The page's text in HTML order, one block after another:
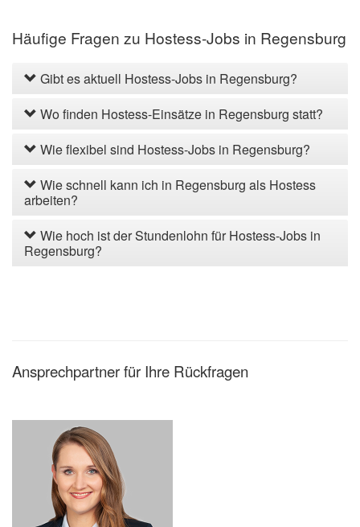
Häufige Fragen zu Hostess-Jobs in Regensburg
Gibt es aktuell Hostess-Jobs in Regensburg?
Wo finden Hostess-Einsätze in Regensburg statt?
Wie flexibel sind Hostess-Jobs in Regensburg?
Wie schnell kann ich in Regensburg als Hostess
arbeiten?
Wie hoch ist der Stundenlohn für Hostess-Jobs in
Regensburg?
Ansprechpartner für Ihre Rückfragen